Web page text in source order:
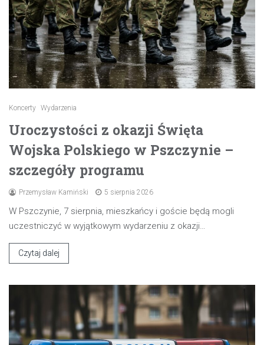
Koncerty Wydarzenia
Uroczystości z okazji Święta
Wojska Polskiego w Pszczynie –
szczegóły programu
Przemysław Kamiński 5 sierpnia 2026
W Pszczynie, 7 sierpnia, mieszkańcy i goście będą mogli
uczestniczyć w wyjątkowym wydarzeniu z okazji…
Czytaj dalej